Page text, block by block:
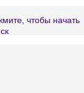
чтобы начать